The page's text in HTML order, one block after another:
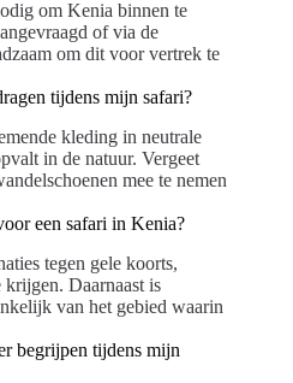
om Kenia binnen te
of via de
om dit voor vertrek te
tijdens mijn safari?
kleding in neutrale
in de natuur. Vergeet
mee te nemen
een safari in Kenia?
tegen gele koorts,
Daarnaast is
van het gebied waarin
begrijpen tijdens mijn